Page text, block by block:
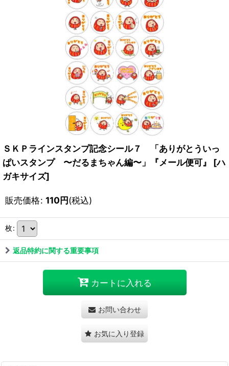
ＳＫＰラインスタンプ記念シール７ 「ありがとういっ
ぱいスタンプ 〜だるまちゃん編〜」『メール便可』
[ハ
ガキサイズ]
販売価格: 110円(税込)
枚:
返品特約に関する重要事項
カートに入れる
お問い合わせ
お気に入り登録